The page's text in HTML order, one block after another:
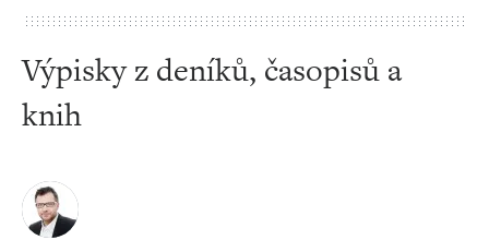
Výpisky z deníků, časopisů a
knih